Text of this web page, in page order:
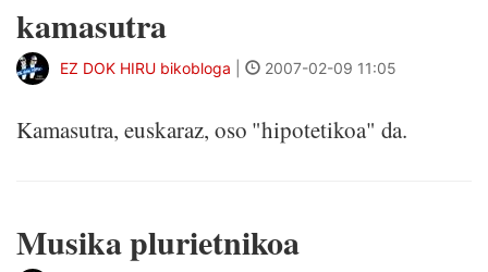
kamasutra
EZ DOK HIRU bikobloga 2007-02-09 11:05
Kamasutra, euskaraz, oso "hipotetikoa" da.
Musika plurietnikoa